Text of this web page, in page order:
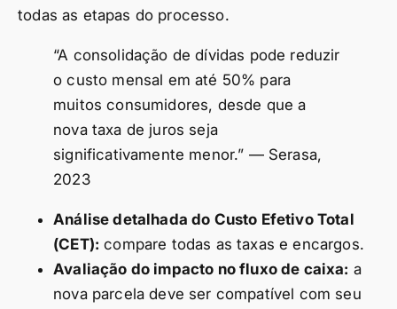
todas as etapas do processo.
“A consolidação de dívidas pode reduzir
o custo mensal em até 50% para
muitos consumidores, desde que a
nova taxa de juros seja
significativamente menor.” — Serasa,
2023
Análise detalhada do Custo Efetivo Total
(CET): compare todas as taxas e encargos.
Avaliação do impacto no fluxo de caixa: a
nova parcela deve ser compatível com seu